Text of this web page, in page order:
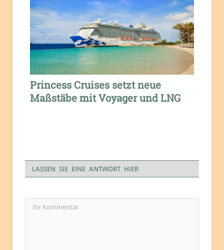
Princess Cruises setzt neue
Maßstäbe mit Voyager und LNG
LASSEN SIE EINE ANTWORT HIER